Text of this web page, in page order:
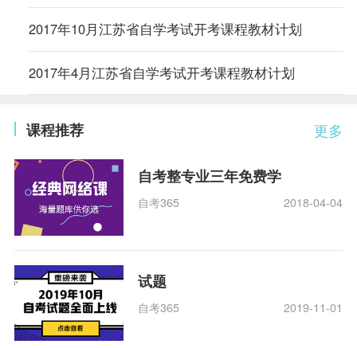
2017年10月江苏省自学考试开考课程教材计划
2017年4月江苏省自学考试开考课程教材计划
更多
课程推荐
自考整专业三年免费学
自考365 2018-04-04
试题
自考365 2019-11-01